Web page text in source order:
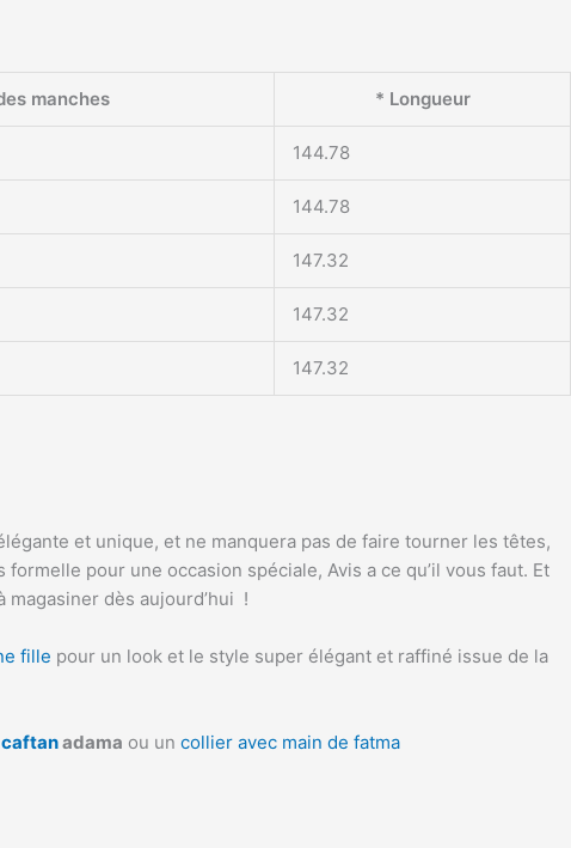
manches * Longueur
144.78
144.78
147.32
147.32
147.32
et unique, et ne manquera pas de faire tourner les têtes,
pour une occasion spéciale, Avis a ce qu’il vous faut. Et
magasiner dès aujourd’hui !
fille pour un look et le style super élégant et raffiné issue de la
adama ou un collier avec main de fatma